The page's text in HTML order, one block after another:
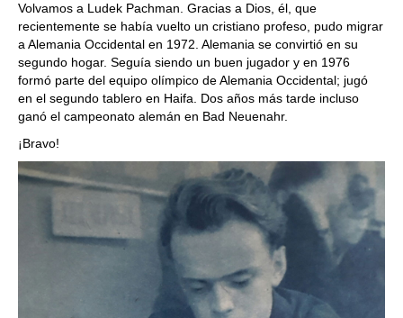
Volvamos a Ludek Pachman. Gracias a Dios, él, que
recientemente se había vuelto un cristiano profeso, pudo migrar
a Alemania Occidental en 1972. Alemania se convirtió en su
segundo hogar. Seguía siendo un buen jugador y en 1976
formó parte del equipo olímpico de Alemania Occidental; jugó
en el segundo tablero en Haifa. Dos años más tarde incluso
ganó el campeonato alemán en Bad Neuenahr.
¡Bravo!